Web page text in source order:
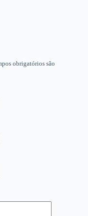
obrigatórios são